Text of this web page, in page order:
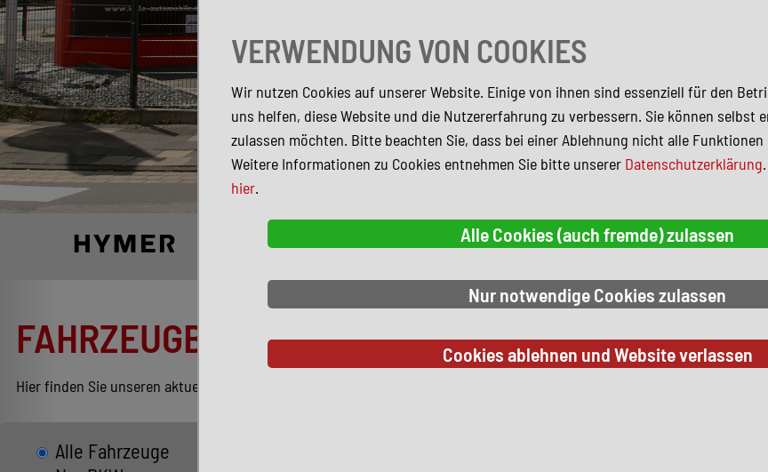
FAHRZEUGBESTAND
Hier finden Sie unseren aktuellen Bestand entsprechend Ihren Suchkriterien.
Alle Fahrzeuge
VERWENDUNG VON COOKIES
Wir nutzen Cookies auf unserer Website. Einige von ihnen sind essenziell für den
uns helfen, diese Website und die Nutzererfahrung zu verbessern. Sie können selbst
zulassen möchten. Bitte beachten Sie, dass bei einer Ablehnung nicht alle
Weitere Informationen zu Cookies entnehmen Sie bitte unserer Datenschutzerklärung
hier.